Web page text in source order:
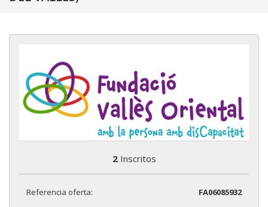
2Inscritos
Referencia oferta:
FA06085932